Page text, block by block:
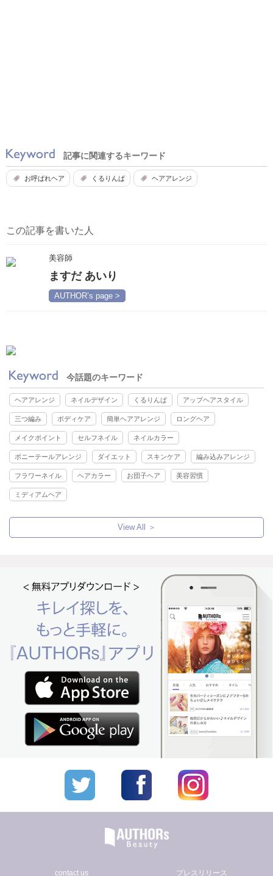
記事に関連するキーワード
お呼ばれヘア くるりんぱ ヘアアレンジ
この記事を書いた人
美容師
ますだ あいり
AUTHOR’s page >
今話題のキーワード
ヘアアレンジ ネイルデザイン くるりんぱ アップヘアスタイル
三つ編み ボディケア 簡単ヘアアレンジ ロングヘア
メイクポイント セルフネイル ネイルカラー
ポニーテールアレンジ ダイエット スキンケア 編み込みアレンジ
フラワーネイル ヘアカラー お団子ヘア 美容習慣
ミディアムヘア
View All ＞
contact us プレスリリース